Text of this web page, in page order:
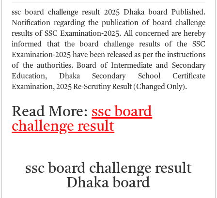
দিনাজপুর বোর্ড এইচএসসি রেজাল্ট ২০২৫ – HSC Result 2025 Dinajpur Board
সিলেট বোর্ড এইচএসসি রেজাল্ট ২০২৫ – HSC Result 2025 Sylhet Board
ssc board challenge result 2025 Dhaka board Published.
Notification regarding the publication of board challenge
results of SSC Examination-2025. All concerned are hereby
informed that the board challenge results of the SSC
Examination-2025 have been released as per the instructions
of the authorities. Board of Intermediate and Secondary
Education, Dhaka Secondary School Certificate
Examination, 2025 Re-Scrutiny Result (Changed Only).
Read More: ssc board
challenge result
ssc board challenge result
Dhaka board